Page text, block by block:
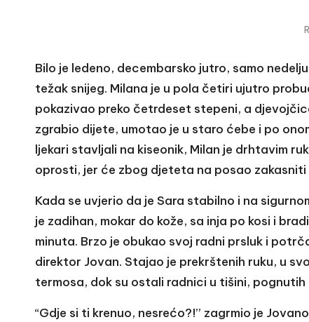
Bilo je ledeno, decembarsko jutro, samo
težak snijeg. Milana je u pola četiri ujutro
pokazivao preko četrdeset stepeni, a
zgrabio dijete, umotao je u staro ćebe i po
ljekari stavljali na kiseonik, Milan je drhtavim
oprosti, jer će zbog djeteta na posao
Kada se uvjerio da je Sara stabilno i na
je zadihan, mokar do kože, sa inja po kosi i
minuta. Brzo je obukao svoj radni prsluk i
direktor Jovan. Stajao je prekrštenih ruku, u
termosa, dok su ostali radnici u tišini,
“Gdje si ti krenuo, nesrećo?!” zagrmio je